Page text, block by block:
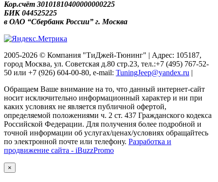
Кор.счёт 30101810400000000225
БИК 044525225
в ОАО “Сбербанк России” г. Москва
2005-2026 © Компания "ТиДжей-Тюнинг" | Адрес: 105187,
город Москва, ул. Советская д.80 стр.23, тел.:+7 (495) 767-52-
50 или +7 (926) 604-00-80, e-mail: TuningJeep@yandex.ru |
Обращаем Ваше внимание на то, что данный интернет-сайт
носит исключительно информационный характер и ни при
каких условиях не является публичной офертой,
определяемой положениями ч. 2 ст. 437 Гражданского кодекса
Российской Федерации. Для получения более подробной и
точной информации об услугах/ценах/условиях обращайтесь
по электронной почте или телефону. Разработка и
продвижение сайта - iBuzzPromo
×